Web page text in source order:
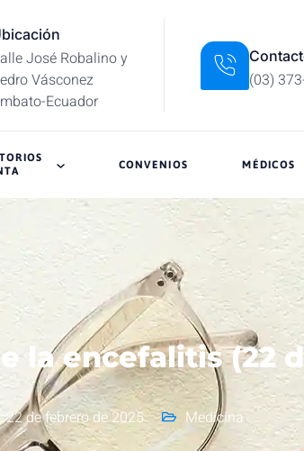
José Robalino y
Vásconez
Ecuador
(03)
CONVENIOS MÉDICOS
la encefalitis (22
22 de febrero de 2025 Medicina